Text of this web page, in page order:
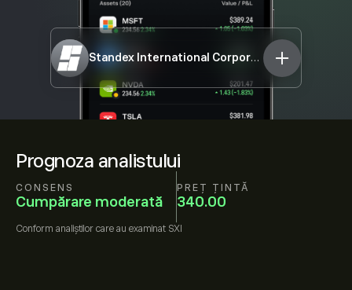
Prognoza analistului
CONSENS
Cumpărare moderată
PREȚ ȚINTĂ
340.00
Conform analiștilor care au examinat SXI
Standex International Corporation SXI